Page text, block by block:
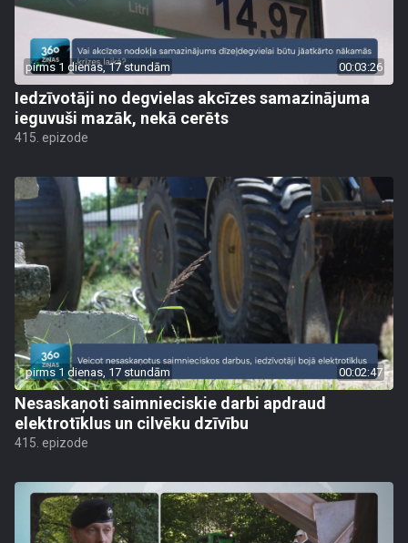
pirms 1 dienas, 17 stundām 00:03:26
Iedzīvotāji no degvielas akcīzes samazinājuma
ieguvuši mazāk, nekā cerēts
415. epizode
pirms 1 dienas, 17 stundām 00:02:47
Nesaskaņoti saimnieciskie darbi apdraud
elektrotīklus un cilvēku dzīvību
415. epizode